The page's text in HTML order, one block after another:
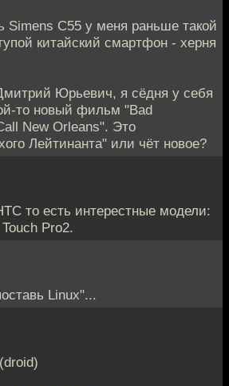
Simens C55 у меня раньше такой
китайский смартфон - херня
Юрьевич, я сёдня у себя
то новый фильм "Bad
New Orleans". Это
Лейтинанта" или чёт новое?
то есть интерестные модели:
Pro2.
Linux"...